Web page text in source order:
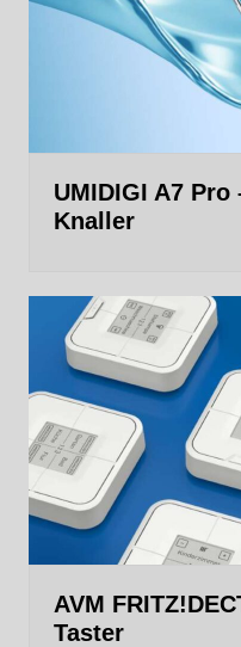
UMIDIGI A7
Knaller
AVM
Taster